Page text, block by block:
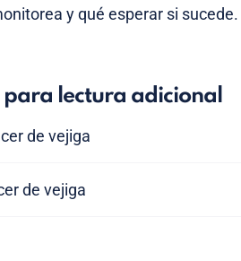
y qué esperar si sucede.
lectura adicional
de vejiga
de vejiga